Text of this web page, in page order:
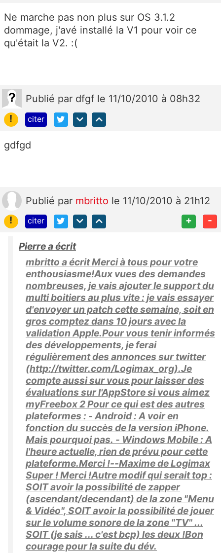
Ne marche pas non plus sur OS 3.1.2
dommage, j'avé installé la V1 pour voir ce
qu'était la V2. :(
Publié par dfgf le 11/10/2010 à 08h32
!
citer
gdfgd
Publié par mbritto le 11/10/2010 à 21h12
!
citer + -
Pierre a écrit
mbritto a écrit Merci à tous pour votre
enthousiasme!Aux vues des demandes
nombreuses, je vais ajouter le support du
multi boitiers au plus vite : je vais essayer
d'envoyer un patch cette semaine, soit en
gros comptez dans 10 jours avec la
validation Apple.Pour vous tenir informés
des développements, je ferai
régulièrement des annonces sur twitter
(http://twitter.com/Logimax_org).Je
compte aussi sur vous pour laisser des
évaluations sur l'AppStore si vous aimez
myFreebox 2 Pour ce qui est des autres
plateformes : - Android : A voir en
fonction du succès de la version iPhone.
Mais pourquoi pas. - Windows Mobile : A
l'heure actuelle, rien de prévu pour cette
plateforme.Merci !--Maxime de Logimax
Super ! Merci !Autre modif qui serait top :
SOIT avoir la possibilité de zapper
(ascendant/decendant) de la zone "Menu
& Vidéo", SOIT avoir la possibilité de jouer
sur le volume sonore de la zone "TV" ...
SOIT (je sais ... c'est bcp) les deux !Bon
courage pour la suite du dév.